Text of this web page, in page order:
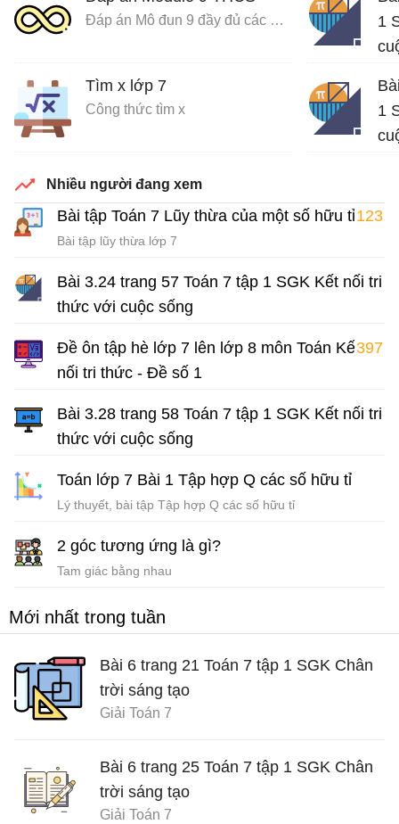
Đáp án Mô đun 9 đầy đủ các môn
Tìm x lớp 7
Công thức tìm x
1
1
Nhiều người đang xem
Bài tập Toán 7 Lũy thừa của một số hữu tỉ123
Bài tập lũy thừa lớp 7
Bài 3.24 trang 57 Toán 7 tập 1 SGK Kết nối tri
thức với cuộc sống
Đề ôn tập hè lớp 7 lên lớp 8 môn Toán Kết
nối tri thức - Đề số 1
397
Bài 3.28 trang 58 Toán 7 tập 1 SGK Kết nối tri
thức với cuộc sống
Toán lớp 7 Bài 1 Tập hợp Q các số hữu tỉ
Lý thuyết, bài tập Tập hợp Q các số hữu tỉ
2 góc tương ứng là gì?
Tam giác bằng nhau
Mới nhất trong tuần
Bài 6 trang 21 Toán 7 tập 1 SGK Chân
trời sáng tạo
Giải Toán 7
Bài 6 trang 25 Toán 7 tập 1 SGK Chân
trời sáng tạo
Giải Toán 7